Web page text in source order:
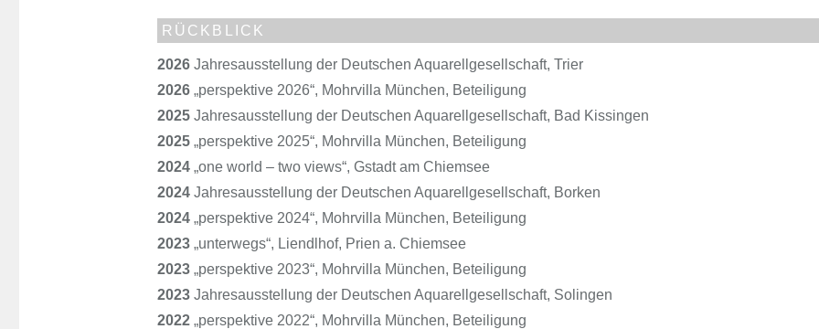
RÜCKBLICK
2026 Jahresausstellung der Deutschen Aquarellgesellschaft, Trier
2026 „perspektive 2026“, Mohrvilla München, Beteiligung
2025 Jahresausstellung der Deutschen Aquarellgesellschaft, Bad Kissingen
2025 „perspektive 2025“, Mohrvilla München, Beteiligung
2024 „one world – two views“, Gstadt am Chiemsee
2024 Jahresausstellung der Deutschen Aquarellgesellschaft, Borken
2024„perspektive 2024“, Mohrvilla München, Beteiligung
2023 „unterwegs“, Liendlhof, Prien a. Chiemsee
2023„perspektive 2023“, Mohrvilla München, Beteiligung
2023 Jahresausstellung der Deutschen Aquarellgesellschaft, Solingen
2022„perspektive 2022“, Mohrvilla München, Beteiligung